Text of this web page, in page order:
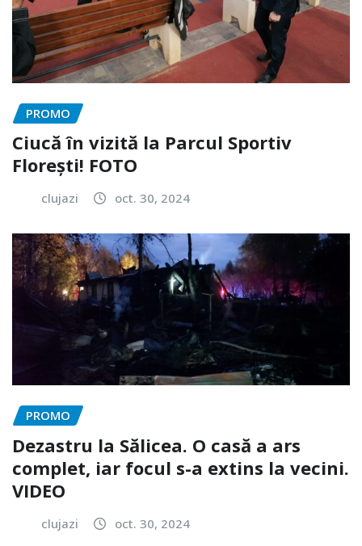
PROMO
Ciucă în vizită la Parcul Sportiv
Florești! FOTO
clujazi oct. 30, 2024
PROMO
Dezastru la Sălicea. O casă a ars
complet, iar focul s-a extins la vecini.
VIDEO
clujazi oct. 30, 2024